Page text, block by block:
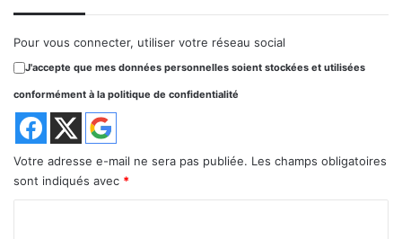
Pour vous connecter, utiliser votre réseau social
J'accepte que mes données personnelles soient stockées et utilisées
conformément à la politique de confidentialité
Votre adresse e-mail ne sera pas publiée. Les champs obligatoires
sont indiqués avec *